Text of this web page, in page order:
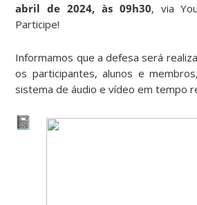
abril de 2024, às 09h30, via
Participe!
Informamos que a defesa será
os participantes, alunos e
sistema de áudio e vídeo em tempo